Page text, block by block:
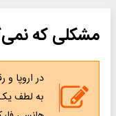
مشکلی که
در اروپا
به لطف